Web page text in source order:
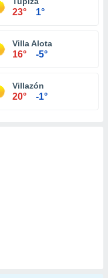
23° 1°
Villa Alota
16° -5°
Villazón
20° -1°